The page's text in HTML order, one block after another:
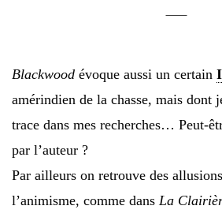
Blackwood évoque aussi un certain
amérindien de la chasse, mais dont
trace dans mes recherches… Peut-
par l’auteur ?
Par ailleurs on retrouve des
l’animisme, comme dans La